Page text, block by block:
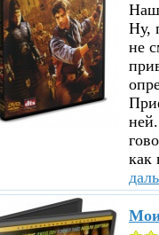
Ну,
не
как